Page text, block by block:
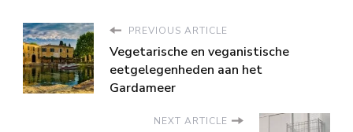
PREVIOUS ARTICLE
Vegetarische en veganistische
eetgelegenheden aan het
Gardameer
NEXT ARTICLE